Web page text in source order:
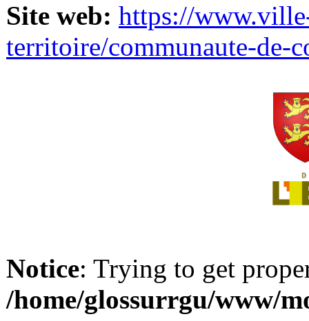
Site web: https://
territoire/communaute-de-
Notice: Trying to get
/home/glossurrgu/www/